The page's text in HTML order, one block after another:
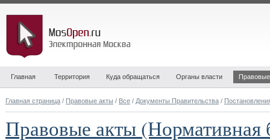
Главная Территория Куда обращаться Органы власти
Главная страница / Правовые акты / Все / Документы Правительства /
Правовые акты (Нормативная